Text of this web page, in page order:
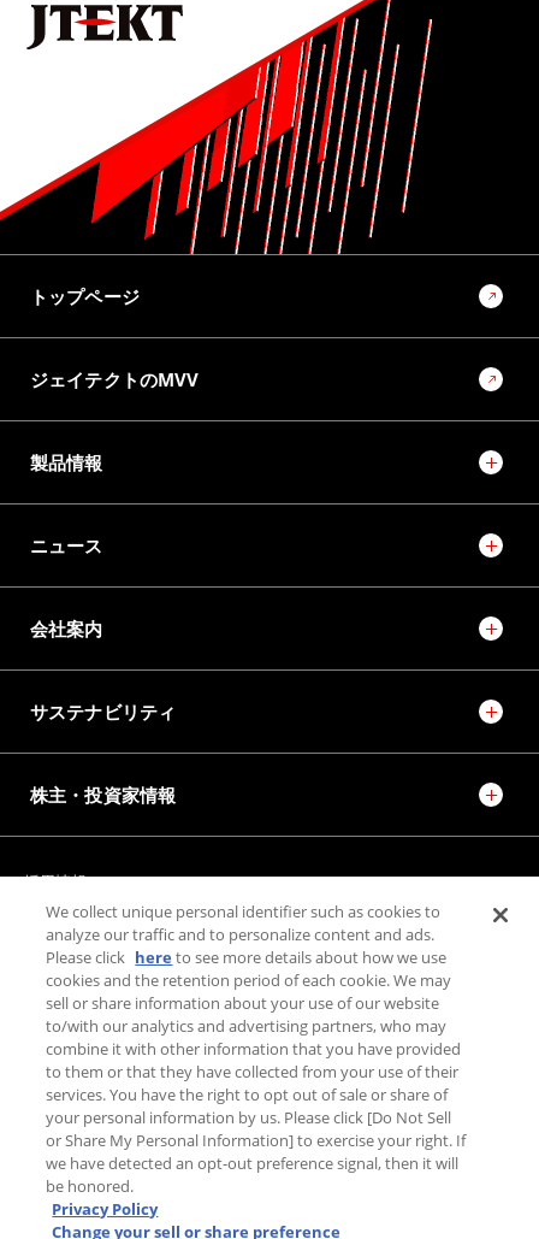
No.1022 2025 モノづくりとモノづくり設備を支える技術特集号
ラックパラレルタイプ電動パワーステアリング（RP-EPS）
用ボールねじの量産転造装置の開発
No.1022 2025 モノづくりとモノづくり設備を支える技術特集号
モノづくりとモノづくり設備でモビリティ社会の未来を創
トップページ
ジェイテクトのMVV
製品情報
ニュース
会社案内
サステナビリティ
株主・投資家情報
採用情報 JTEKT STORIES
JTEKT SPORTS
JTEKT ENGINEERING JOURNAL
施設紹介
お問い合わせ
個人情報保護方針
利用規約
利用者情報の外部送信について
We collect unique personal identifier such as cookies to
analyze our traffic and to personalize content and ads.
Please click here to see more details about how we use
cookies and the retention period of each cookie. We may
sell or share information about your use of our website
to/with our analytics and advertising partners, who may
combine it with other information that you have provided
to them or that they have collected from your use of their
services. You have the right to opt out of sale or share of
your personal information by us. Please click [Do Not Sell
or Share My Personal Information] to exercise your right. If
we have detected an opt-out preference signal, then it will
be honored.
Privacy Policy
Change your sell or share preference